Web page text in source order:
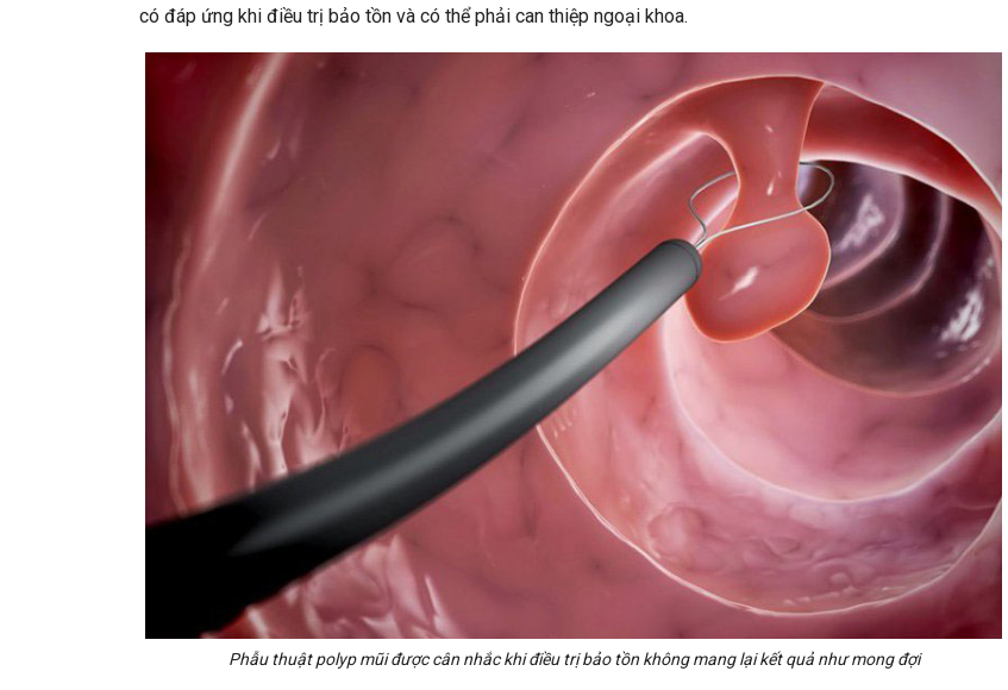
có đáp ứng khi điều trị bảo tồn và có thể phải can thiệp ngoại khoa.
Phẫu thuật polyp mũi được cân nhắc khi điều trị bảo tồn không mang lại kết quả như mong đợi